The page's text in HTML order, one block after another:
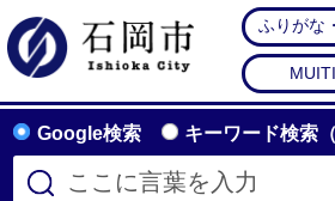
石
ふりがな
Google検索 キーワード検索